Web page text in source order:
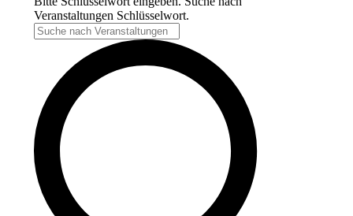
Veranstaltungen Schlüsselwort.